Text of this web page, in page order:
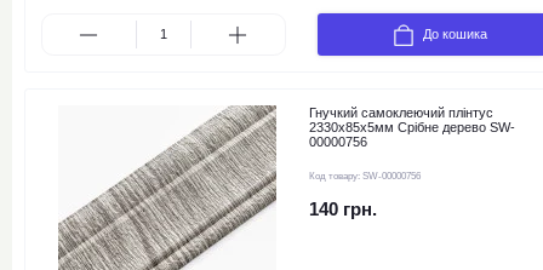
До кошика
Гнучкий самоклеючий плінтус
2330х85х5мм Срібне дерево SW-
00000756
Код товару: SW-00000756
140 грн.